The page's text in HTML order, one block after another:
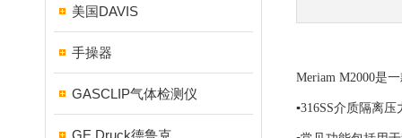
美国DAVIS
手操器
GASCLIP气体检测仪
GE Druck德鲁克
Meriam M2000是
▪316SS介质隔离